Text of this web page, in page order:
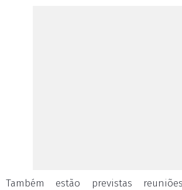
Também estão previstas